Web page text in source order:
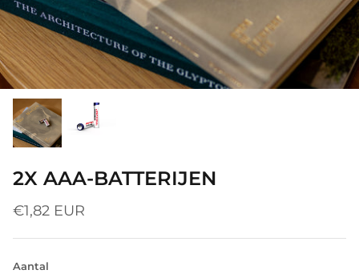
2X AAA-BATTERIJEN
€1,82 EUR
Aantal